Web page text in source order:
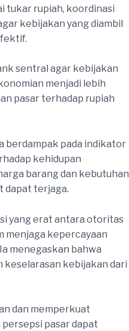
tukar rupiah, koordinasi
kebijakan yang diambil
sentral agar kebijakan
menjadi lebih
pasar terhadap rupiah
berdampak pada indikator
kehidupan
barang dan kebutuhan
dapat terjaga.
yang erat antara otoritas
menjaga kepercayaan
menegaskan bahwa
kebijakan dari
dan memperkuat
pasar dapat